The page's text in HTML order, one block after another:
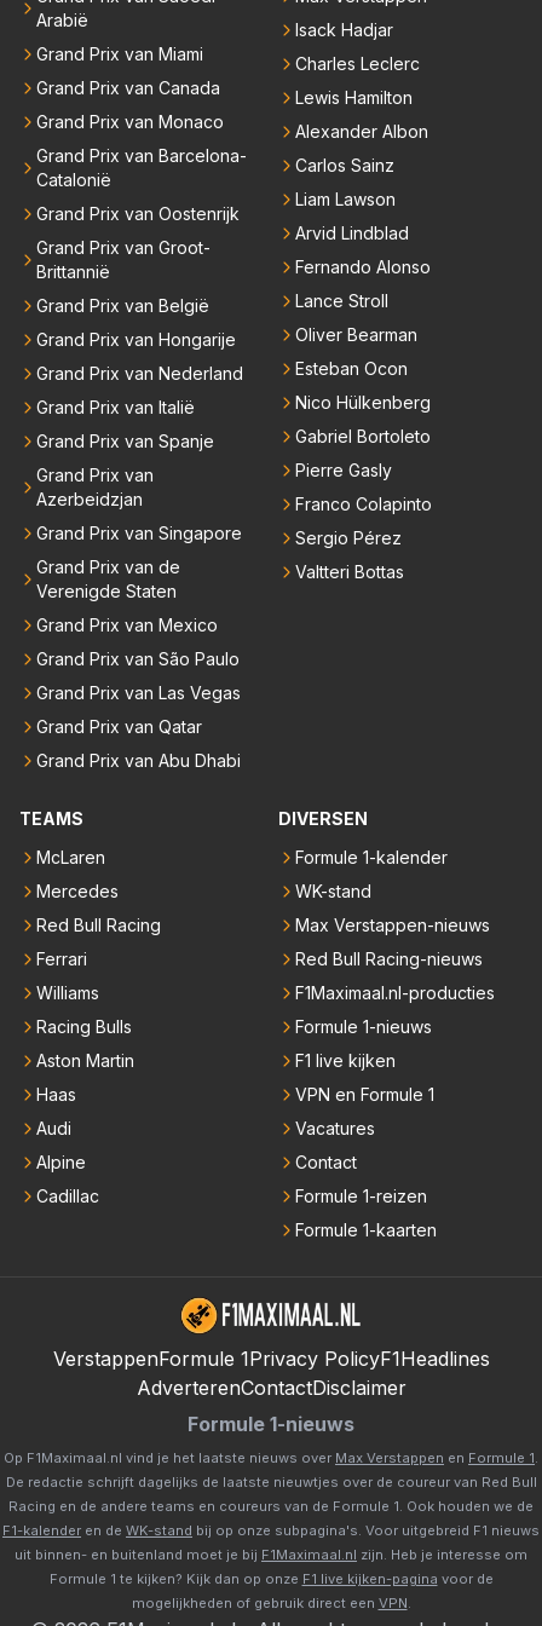
Arabië
Grand Prix van Miami
Grand Prix van Canada
Grand Prix van Monaco
Grand Prix van Barcelona-
Catalonië
Grand Prix van Oostenrijk
Grand Prix van Groot-
Brittannië
Grand Prix van België
Grand Prix van Hongarije
Grand Prix van Nederland
Grand Prix van Italië
Grand Prix van Spanje
Grand Prix van
Azerbeidzjan
Grand Prix van Singapore
Grand Prix van de
Verenigde Staten
Grand Prix van Mexico
Grand Prix van São Paulo
Grand Prix van Las Vegas
Grand Prix van Qatar
Grand Prix van Abu Dhabi
Isack Hadjar
Charles Leclerc
Lewis Hamilton
Alexander Albon
Carlos Sainz
Liam Lawson
Arvid Lindblad
Fernando Alonso
Lance Stroll
Oliver Bearman
Esteban Ocon
Nico Hülkenberg
Gabriel Bortoleto
Pierre Gasly
Franco Colapinto
Sergio Pérez
Valtteri Bottas
TEAMS
McLaren
Mercedes
Red Bull Racing
Ferrari
Williams
Racing Bulls
Aston Martin
Haas
Audi
Alpine
Cadillac
DIVERSEN
Formule 1-kalender
WK-stand
Max Verstappen-nieuws
Red Bull Racing-nieuws
F1Maximaal.nl-producties
Formule 1-nieuws
F1 live kijken
VPN en Formule 1
Vacatures
Contact
Formule 1-reizen
Formule 1-kaarten
VerstappenFormule 1Privacy PolicyF1Headlines
AdverterenContactDisclaimer
Formule 1-nieuws
Op F1Maximaal.nl vind je het laatste nieuws over Max Verstappen en Formule 1.
De redactie schrijft dagelijks de laatste nieuwtjes over de coureur van Red Bull
Racing en de andere teams en coureurs van de Formule 1. Ook houden we de
F1-kalender en de WK-stand bij op onze subpagina's. Voor uitgebreid F1 nieuws
uit binnen- en buitenland moet je bij F1Maximaal.nl zijn. Heb je interesse om
Formule 1 te kijken? Kijk dan op onze F1 live kijken-pagina voor de
mogelijkheden of gebruik direct een VPN.